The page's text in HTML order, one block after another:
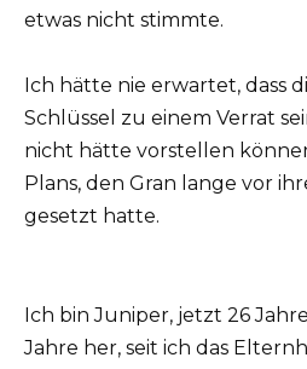
etwas nicht stimmte.
Ich hätte nie erwartet, dass
Schlüssel zu einem Verrat
nicht hätte vorstellen
Plans, den Gran lange vor
gesetzt hatte.
Ich bin Juniper, jetzt 26
Jahre her, seit ich das